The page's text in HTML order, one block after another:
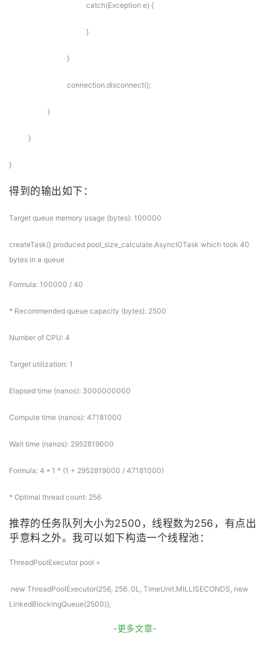
catch(Exception e) {
}
}
connection.disconnect();
}
}
}
得到的输出如下：
Target queue memory usage (bytes): 100000
createTask() produced pool_size_calculate.AsyncIOTask which took 40
bytes in a queue
Formula: 100000 / 40
* Recommended queue capacity (bytes): 2500
Number of CPU: 4
Target utilization: 1
Elapsed time (nanos): 3000000000
Compute time (nanos): 47181000
Wait time (nanos): 2952819000
Formula: 4 * 1 * (1 + 2952819000 / 47181000)
* Optimal thread count: 256
推荐的任务队列大小为2500，线程数为256，有点出
乎意料之外。我可以如下构造一个线程池：
ThreadPoolExecutor pool =
new ThreadPoolExecutor(256, 256, 0L, TimeUnit.MILLISECONDS, new
LinkedBlockingQueue(2500));
-更多文章-